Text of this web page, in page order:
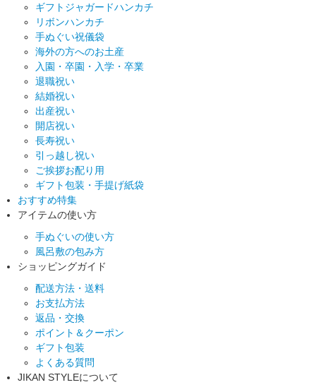
ギフトジャガードハンカチ
リボンハンカチ
手ぬぐい祝儀袋
海外の方へのお土産
入園・卒園・入学・卒業
退職祝い
結婚祝い
出産祝い
開店祝い
長寿祝い
引っ越し祝い
ご挨拶お配り用
ギフト包装・手提げ紙袋
おすすめ特集
アイテムの使い方
手ぬぐいの使い方
風呂敷の包み方
ショッピングガイド
配送方法・送料
お支払方法
返品・交換
ポイント＆クーポン
ギフト包装
よくある質問
JIKAN STYLEについて